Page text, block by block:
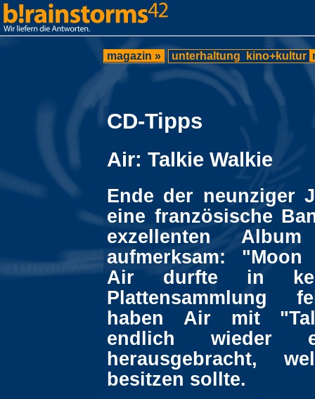
magazin » unterhaltung kino+kultur
CD-Tipps
Air: Talkie Walkie
Ende der neunziger
eine französische
exzellenten
aufmerksam:
Air durfte in
Plattensammlung
haben Air mit
endlich wieder
herausgebracht,
besitzen sollte.